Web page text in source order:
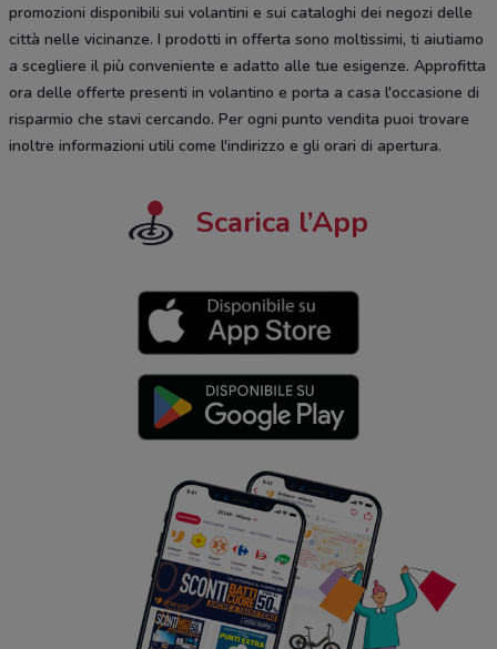
promozioni disponibili sui volantini e sui cataloghi dei negozi delle
città nelle vicinanze. I prodotti in offerta sono moltissimi, ti aiutiamo
a scegliere il più conveniente e adatto alle tue esigenze. Approfitta
ora delle offerte presenti in volantino e porta a casa l'occasione di
risparmio che stavi cercando. Per ogni punto vendita puoi trovare
inoltre informazioni utili come l'indirizzo e gli orari di apertura.
Scarica l’App